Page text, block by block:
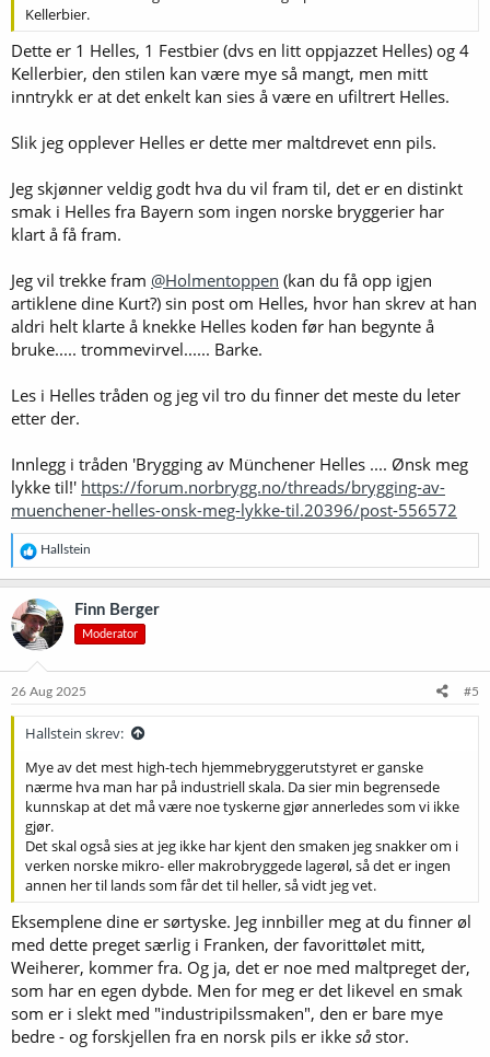
Kellerbier.
Dette er 1 Helles, 1 Festbier (dvs en litt oppjazzet Helles) og 4
Kellerbier, den stilen kan være mye så mangt, men mitt
inntrykk er at det enkelt kan sies å være en ufiltrert Helles.
Slik jeg opplever Helles er dette mer maltdrevet enn pils.
Jeg skjønner veldig godt hva du vil fram til, det er en distinkt
smak i Helles fra Bayern som ingen norske bryggerier har
klart å få fram.
Jeg vil trekke fram @Holmentoppen (kan du få opp igjen
artiklene dine Kurt?) sin post om Helles, hvor han skrev at han
aldri helt klarte å knekke Helles koden før han begynte å
bruke..... trommevirvel...... Barke.
Les i Helles tråden og jeg vil tro du finner det meste du leter
etter der.
Innlegg i tråden 'Brygging av Münchener Helles .... Ønsk meg
lykke til!' https://forum.norbrygg.no/threads/brygging-av-
muenchener-helles-onsk-meg-lykke-til.20396/post-556572
R
e
a
k
s
j
o
e
Hallstein
Finn Berger
Moderator
26 Aug 2025 #5
Hallstein skrev:
Mye av det mest high-tech hjemmebryggerutstyret er ganske
nærme hva man har på industriell skala. Da sier min begrensede
kunnskap at det må være noe tyskerne gjør annerledes som vi ikke
gjør.
Det skal også sies at jeg ikke har kjent den smaken jeg snakker om i
verken norske mikro- eller makrobryggede lagerøl, så det er ingen
annen her til lands som får det til heller, så vidt jeg vet.
Eksemplene dine er sørtyske. Jeg innbiller meg at du finner øl
med dette preget særlig i Franken, der favorittølet mitt,
Weiherer, kommer fra. Og ja, det er noe med maltpreget der,
som har en egen dybde. Men for meg er det likevel en smak
som er i slekt med "industripilssmaken", den er bare mye
bedre - og forskjellen fra en norsk pils er ikke så stor.